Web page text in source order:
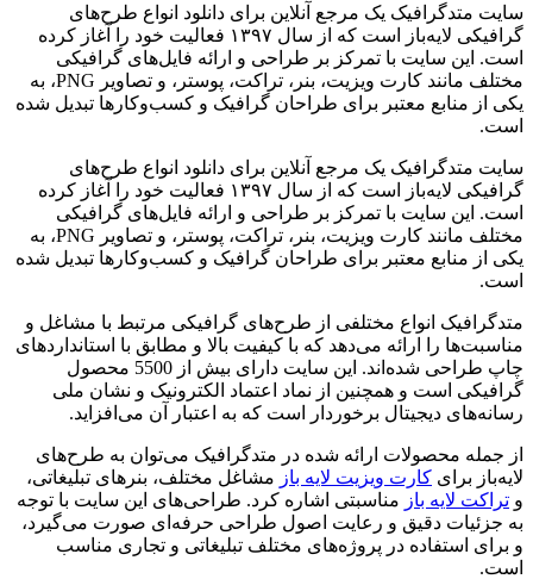
سایت متدگرافیک یک مرجع آنلاین برای دانلود انواع طرح‌های
گرافیکی لایه‌باز است که از سال ۱۳۹۷ فعالیت خود را آغاز کرده
است. این سایت با تمرکز بر طراحی و ارائه فایل‌های گرافیکی
مختلف مانند کارت ویزیت، بنر، تراکت، پوستر، و تصاویر PNG، به
یکی از منابع معتبر برای طراحان گرافیک و کسب‌وکارها تبدیل شده
است.
سایت متدگرافیک یک مرجع آنلاین برای دانلود انواع طرح‌های
گرافیکی لایه‌باز است که از سال ۱۳۹۷ فعالیت خود را آغاز کرده
است. این سایت با تمرکز بر طراحی و ارائه فایل‌های گرافیکی
مختلف مانند کارت ویزیت، بنر، تراکت، پوستر، و تصاویر PNG، به
یکی از منابع معتبر برای طراحان گرافیک و کسب‌وکارها تبدیل شده
است.
متدگرافیک انواع مختلفی از طرح‌های گرافیکی مرتبط با مشاغل و
مناسبت‌ها را ارائه می‌دهد که با کیفیت بالا و مطابق با استانداردهای
چاپ طراحی شده‌اند. این سایت دارای بیش از 5500 محصول
گرافیکی است و همچنین از نماد اعتماد الکترونیک و نشان ملی
رسانه‌های دیجیتال برخوردار است که به اعتبار آن می‌افزاید.
از جمله محصولات ارائه شده در متدگرافیک می‌توان به طرح‌های
لایه‌باز برای کارت ویزیت لایه باز مشاغل مختلف، بنرهای تبلیغاتی،
و تراکت‌ لایه باز مناسبتی اشاره کرد. طراحی‌های این سایت با توجه
به جزئیات دقیق و رعایت اصول طراحی حرفه‌ای صورت می‌گیرد،
و برای استفاده در پروژه‌های مختلف تبلیغاتی و تجاری مناسب
است.